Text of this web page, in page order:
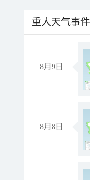
重大天气事件
8月9日
8月8日